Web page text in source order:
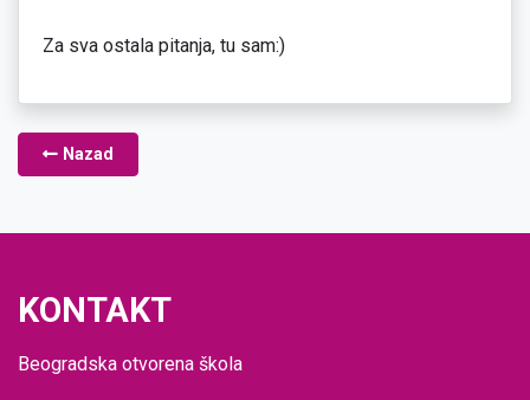
Za sva ostala pitanja, tu sam:)
Nazad
KONTAKT
Beogradska otvorena škola